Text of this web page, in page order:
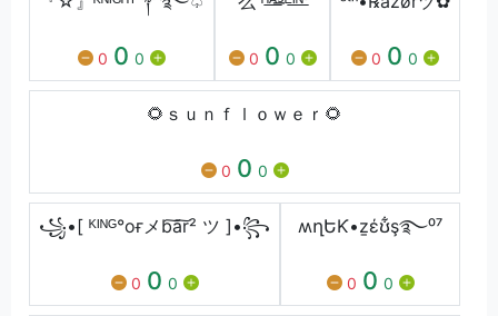
0 0 0 0 0 0 0 0 0
🌻ｓｕｎｆｌｏｗｅｒ🌻
0 0 0
꧁•[ ᴷᴵᴺᴳ°oғメb͠a͠r² ツ ]•꧂
0 0 0
ʍղԵƘ•ẕέʊ͋ş࿐⁰⁷
0 0 0